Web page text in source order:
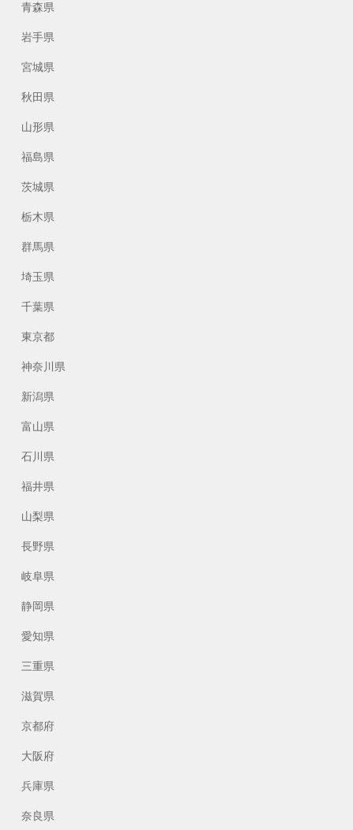
青森県
岩手県
宮城県
秋田県
山形県
福島県
茨城県
栃木県
群馬県
埼玉県
千葉県
東京都
神奈川県
新潟県
富山県
石川県
福井県
山梨県
長野県
岐阜県
静岡県
愛知県
三重県
滋賀県
京都府
大阪府
兵庫県
奈良県